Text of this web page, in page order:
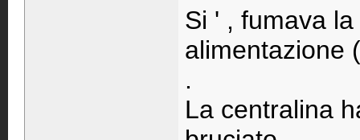
Si ' , fumava
alimentazione
.
La centralina